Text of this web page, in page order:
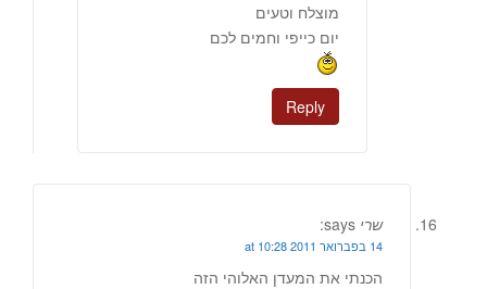
מוצלח וטעים
יום כייפי וחמים לכם
Reply
שרי says:
14 בפברואר 2011 at 10:28
הכנתי את המעדן האלוהי הזה